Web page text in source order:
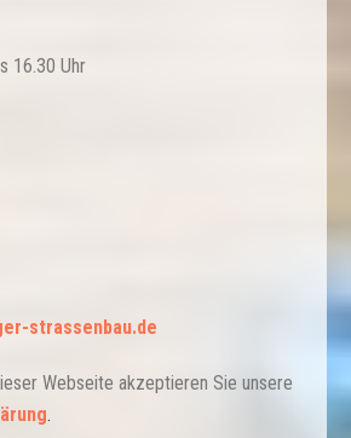
16.30 Uhr
strassenbau.de
Webseite akzeptieren Sie unsere
.